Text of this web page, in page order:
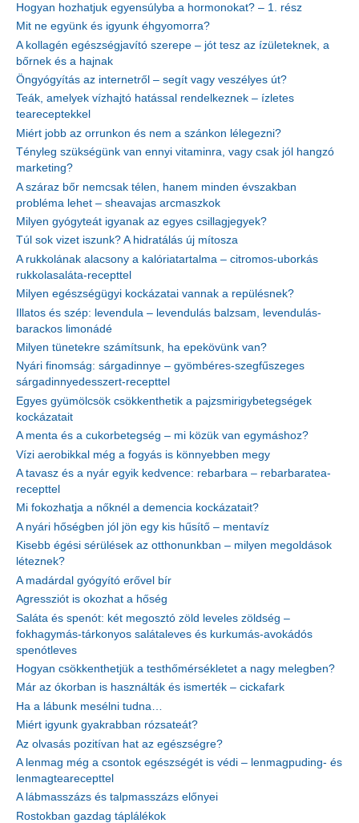
Hogyan hozhatjuk egyensúlyba a hormonokat? – 1. rész
Mit ne együnk és igyunk éhgyomorra?
A kollagén egészségjavító szerepe – jót tesz az ízületeknek, a
bőrnek és a hajnak
Öngyógyítás az internetről – segít vagy veszélyes út?
Teák, amelyek vízhajtó hatással rendelkeznek – ízletes
teareceptekkel
Miért jobb az orrunkon és nem a szánkon lélegezni?
Tényleg szükségünk van ennyi vitaminra, vagy csak jól hangzó
marketing?
A száraz bőr nemcsak télen, hanem minden évszakban
probléma lehet – sheavajas arcmaszkok
Milyen gyógyteát igyanak az egyes csillagjegyek?
Túl sok vizet iszunk? A hidratálás új mítosza
A rukkolának alacsony a kalóriatartalma – citromos-uborkás
rukkolasaláta-recepttel
Milyen egészségügyi kockázatai vannak a repülésnek?
Illatos és szép: levendula – levendulás balzsam, levendulás-
barackos limonádé
Milyen tünetekre számítsunk, ha epekövünk van?
Nyári finomság: sárgadinnye – gyömbéres-szegfűszeges
sárgadinnyedesszert-recepttel
Egyes gyümölcsök csökkenthetik a pajzsmirigybetegségek
kockázatait
A menta és a cukorbetegség – mi közük van egymáshoz?
Vízi aerobikkal még a fogyás is könnyebben megy
A tavasz és a nyár egyik kedvence: rebarbara – rebarbaratea-
recepttel
Mi fokozhatja a nőknél a demencia kockázatait?
A nyári hőségben jól jön egy kis hűsítő – mentavíz
Kisebb égési sérülések az otthonunkban – milyen megoldások
léteznek?
A madárdal gyógyító erővel bír
Agressziót is okozhat a hőség
Saláta és spenót: két megosztó zöld leveles zöldség –
fokhagymás-tárkonyos salátaleves és kurkumás-avokádós
spenótleves
Hogyan csökkenthetjük a testhőmérsékletet a nagy melegben?
Már az ókorban is használták és ismerték – cickafark
Ha a lábunk mesélni tudna…
Miért igyunk gyakrabban rózsateát?
Az olvasás pozitívan hat az egészségre?
A lenmag még a csontok egészségét is védi – lenmagpuding- és
lenmagtearecepttel
A lábmasszázs és talpmasszázs előnyei
Rostokban gazdag táplálékok